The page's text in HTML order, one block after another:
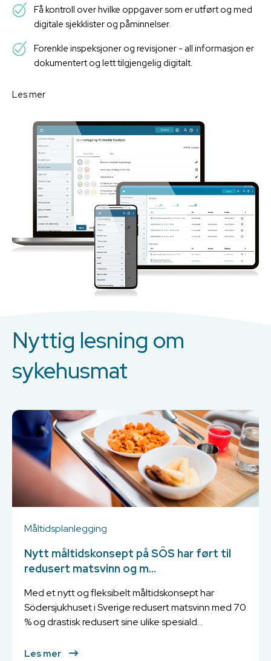
Få kontroll over hvilke oppgaver som er utført og med
digitale sjekklister og påminnelser.
Forenkle inspeksjoner og revisjoner - all informasjon er
dokumentert og lett tilgjengelig digitalt.
Les mer
Nyttig lesning om
sykehusmat
Måltidsplanlegging
Nytt måltidskonsept på SÖS har ført til
redusert matsvinn og m...
Med et nytt og fleksibelt måltidskonsept har
Södersjukhuset i Sverige redusert matsvinn med 70
% og drastisk redusert sine ulike spesiald...
Les mer